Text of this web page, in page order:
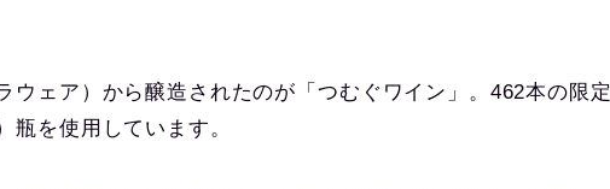
ウェア）から醸造されたのが「つむぐワイン」。462本の限定
瓶を使用しています。